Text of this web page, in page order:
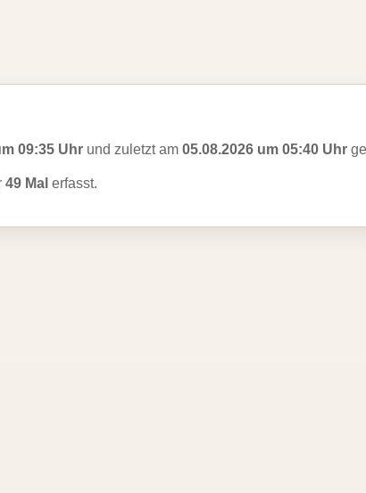
09:35 Uhr und zuletzt am 05.08.2026 um 05:40 Uhr
49 Mal erfasst.